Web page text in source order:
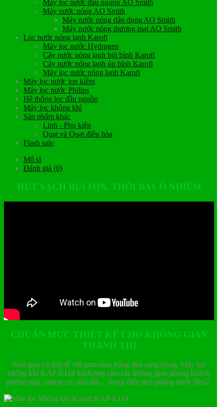
Máy lọc nước đầu nguồn AO Smith
Máy nước nóng AO Smith
Máy nước nóng dân dụng AO Smith
Máy nước nóng thương mại AO Smith
Lọc nước nóng lạnh Karofi
Máy lọc nước Hydrogen
Cây nước nóng lạnh hút bình Karofi
Cây nước nóng lạnh úp bình Karofi
Máy lọc nước nóng lạnh Karofi
Máy lọc nước ion kiềm
Máy lọc nước Philips
Hệ thống lọc đầu nguồn
Máy lọc không khí
Sản phẩm khác
Linh - Phụ kiện
Quạt và Quạt điều hòa
Flash sale
Mô tả
Đánh giá (0)
HÚT SẠCH BỤI MỊN, THỔI BAY Ô NHIỄM
CHUẨN MỰC THIẾT KẾ CHO KHÔNG GIAN
THÀNH THỊ
Nhỏ gọn và tinh tế với gam màu trắng đen sang trọng, Máy lọc
không khí KAP-E114 thích hợp cho các không gian phòng khách,
phòng ngủ, chung cư, nhà đất… trong diện tích phòng dưới 30m2.